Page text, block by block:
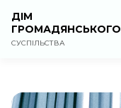
ДІМ
ГРОМАДЯНСЬКОГО
СУСПІЛЬСТВА